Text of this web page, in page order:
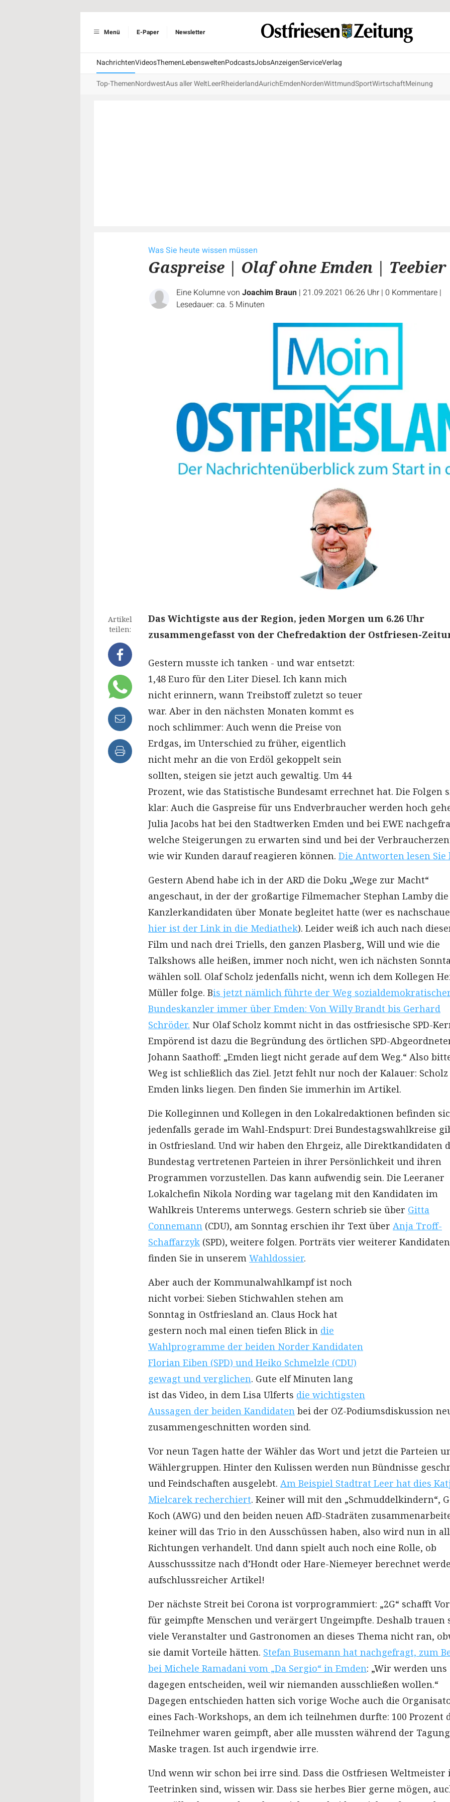
Menü E-Paper Newsletter
NachrichtenVideosThemenLebensweltenPodcastsJobsAnzeigenServiceVerlag
Top-ThemenNordwestAus aller WeltLeerRheiderlandAurichEmdenNordenWittmundSportWirtschaftMeinung
Was Sie heute wissen müssen
Gaspreise | Olaf ohne Emden | Teebier
Eine Kolumne von Joachim Braun | 21.09.2021 06:26 Uhr | 0 Kommentare |
Lesedauer: ca. 5 Minuten
Artikel
teilen:
Das Wichtigste aus der Region, jeden Morgen um 6.26 Uhr
zusammengefasst von der Chefredaktion der Ostfriesen-
Gestern musste ich tanken - und war entsetzt:
1,48 Euro für den Liter Diesel. Ich kann mich
nicht erinnern, wann Treibstoff zuletzt so teuer
war. Aber in den nächsten Monaten kommt es
noch schlimmer: Auch wenn die Preise von
Erdgas, im Unterschied zu früher, eigentlich
nicht mehr an die von Erdöl gekoppelt sein
sollten, steigen sie jetzt auch gewaltig. Um 44
Prozent, wie das Statistische Bundesamt errechnet hat. Die Folgen
klar: Auch die Gaspreise für uns Endverbraucher werden hoch
Julia Jacobs hat bei den Stadtwerken Emden und bei EWE
welche Steigerungen zu erwarten sind und bei der
wie wir Kunden darauf reagieren können. Die Antworten lesen Sie
Gestern Abend habe ich in der ARD die Doku „Wege zur Macht“
angeschaut, in der der großartige Filmemacher Stephan Lamby
Kanzlerkandidaten über Monate begleitet hatte (wer es
hier ist der Link in die Mediathek). Leider weiß ich auch nach
Film und nach drei Triells, den ganzen Plasberg, Will und wie die
Talkshows alle heißen, immer noch nicht, wen ich nächsten
wählen soll. Olaf Scholz jedenfalls nicht, wenn ich dem Kollegen
Müller folge. Bis jetzt nämlich führte der Weg
Bundeskanzler immer über Emden: Von Willy Brandt bis Gerhard
Schröder. Nur Olaf Scholz kommt nicht in das ostfriesische SPD-
Empörend ist dazu die Begründung des örtlichen SPD-
Johann Saathoff: „Emden liegt nicht gerade auf dem Weg.“ Also
Weg ist schließlich das Ziel. Jetzt fehlt nur noch der Kalauer:
Emden links liegen. Den finden Sie immerhin im Artikel.
Die Kolleginnen und Kollegen in den Lokalredaktionen befinden
jedenfalls gerade im Wahl-Endspurt: Drei Bundestagswahlkreise
in Ostfriesland. Und wir haben den Ehrgeiz, alle Direktkandidaten
Bundestag vertretenen Parteien in ihrer Persönlichkeit und ihren
Programmen vorzustellen. Das kann aufwendig sein. Die Leeraner
Lokalchefin Nikola Nording war tagelang mit den Kandidaten im
Wahlkreis Unterems unterwegs. Gestern schrieb sie über Gitta
Connemann (CDU), am Sonntag erschien ihr Text über Anja Troff-
Schaffarzyk (SPD), weitere folgen. Porträts vier weiterer Kandidaten
finden Sie in unserem Wahldossier.
Aber auch der Kommunalwahlkampf ist noch
nicht vorbei: Sieben Stichwahlen stehen am
Sonntag in Ostfriesland an. Claus Hock hat
gestern noch mal einen tiefen Blick in die
Wahlprogramme der beiden Norder Kandidaten
Florian Eiben (SPD) und Heiko Schmelzle (CDU)
gewagt und verglichen. Gute elf Minuten lang
ist das Video, in dem Lisa Ulferts die wichtigsten
Aussagen der beiden Kandidaten bei der OZ-Podiumsdiskussion
zusammengeschnitten worden sind.
Vor neun Tagen hatte der Wähler das Wort und jetzt die Parteien
Wählergruppen. Hinter den Kulissen werden nun Bündnisse
und Feindschaften ausgelebt. Am Beispiel Stadtrat Leer hat dies
Mielcarek recherchiert. Keiner will mit den „Schmuddelkindern“,
Koch (AWG) und den beiden neuen AfD-Stadräten
keiner will das Trio in den Ausschüssen haben, also wird nun in
Richtungen verhandelt. Und dann spielt auch noch eine Rolle, ob
Ausschusssitze nach d’Hondt oder Hare-Niemeyer berechnet
aufschlussreicher Artikel!
Der nächste Streit bei Corona ist vorprogrammiert: „2G“ schafft
für geimpfte Menschen und verärgert Ungeimpfte. Deshalb trauen
viele Veranstalter und Gastronomen an dieses Thema nicht ran,
sie damit Vorteile hätten. Stefan Busemann hat nachgefragt, zum
bei Michele Ramadani vom „Da Sergio“ in Emden: „Wir werden uns
dagegen entscheiden, weil wir niemanden ausschließen wollen.“
Dagegen entschieden hatten sich vorige Woche auch die
eines Fach-Workshops, an dem ich teilnehmen durfte: 100 Prozent
Teilnehmer waren geimpft, aber alle mussten während der Tagung
Maske tragen. Ist auch irgendwie irre.
Und wenn wir schon bei irre sind. Dass die Ostfriesen Weltmeister
Teetrinken sind, wissen wir. Dass sie herbes Bier gerne mögen,